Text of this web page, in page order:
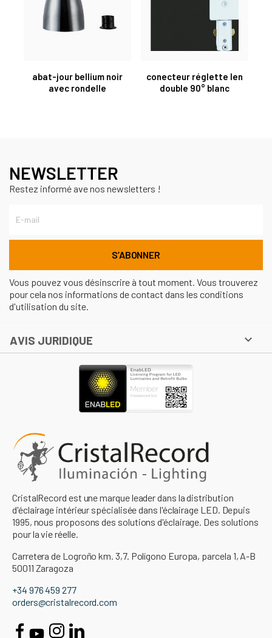
abat-jour bellium noir
avec rondelle
conecteur réglette len
double 90° blanc
NEWSLETTER
Restez informé ave nos newsletters !
Vous pouvez vous désinscrire à tout moment. Vous trouverez
pour cela nos informations de contact dans les conditions
d'utilisation du site.
AVIS JURIDIQUE 
CristalRecord est une marque leader dans la distribution
d'éclairage intérieur spécialisée dans l'éclairage LED. Depuis
1995, nous proposons des solutions d'éclairage. Des solutions
pour la vie réelle.
Carretera de Logroño km. 3,7. Polígono Europa, parcela 1, A-B
50011 Zaragoza
+34 976 459 277
orders@cristalrecord.com